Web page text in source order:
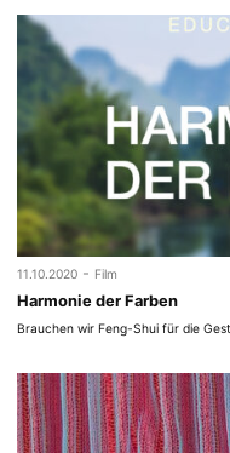
11.10.2020 - Film
Harmonie der Farben
Brauchen wir Feng-Shui für die